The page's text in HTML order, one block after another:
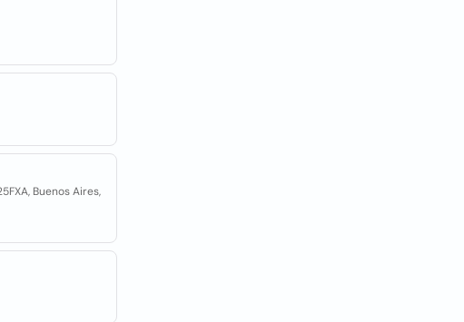
Buenos Aires,